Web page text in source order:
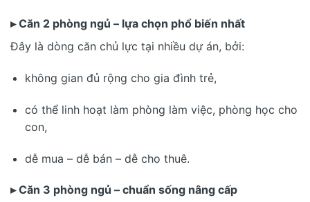
▸ Căn 2 phòng ngủ – lựa chọn phổ biến nhất
Đây là dòng căn chủ lực tại nhiều dự án, bởi:
không gian đủ rộng cho gia đình trẻ,
có thể linh hoạt làm phòng làm việc, phòng học cho
con,
dễ mua – dễ bán – dễ cho thuê.
▸ Căn 3 phòng ngủ – chuẩn sống nâng cấp